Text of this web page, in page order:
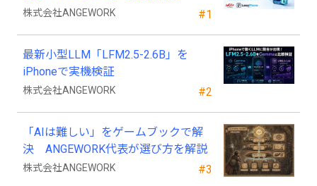
#1
株式会社ANGEWORK
#2
最新小型LLM「LFM2.5-2.6B」を
iPhoneで実機検証
株式会社ANGEWORK
#3
「AIは難しい」をゲームブックで解
決 ANGEWORK代表が選び方を解説
株式会社ANGEWORK